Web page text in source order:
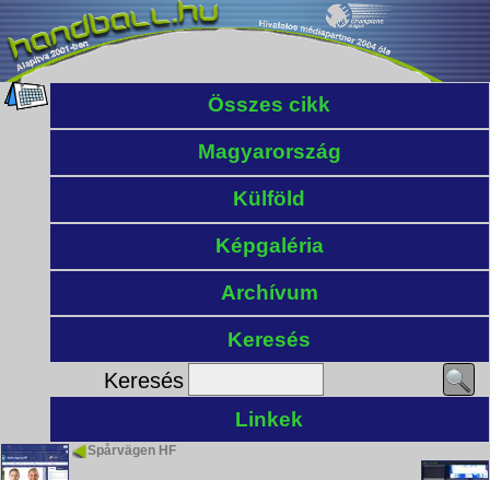
Összes cikk
Magyarország
Külföld
Képgaléria
Archívum
Keresés
Keresés
Linkek
Spårvägen HF